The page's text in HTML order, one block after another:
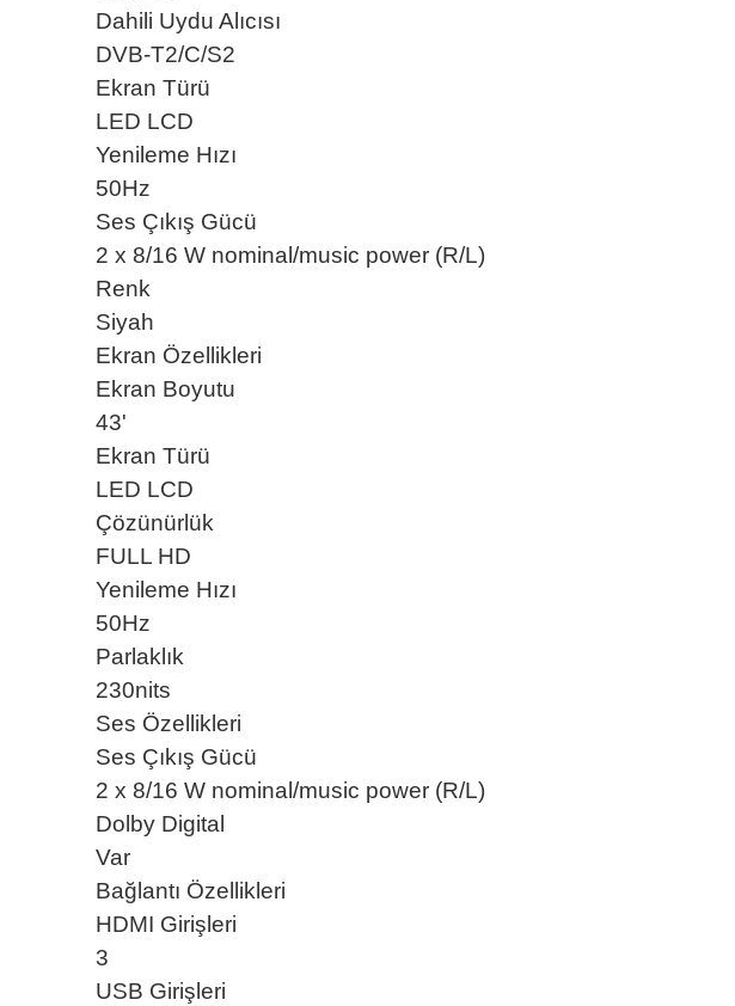
Dahili Uydu Alıcısı
DVB-T2/C/S2
Ekran Türü
LED LCD
Yenileme Hızı
50Hz
Ses Çıkış Gücü
2 x 8/16 W nominal/music power (R/L)
Renk
Siyah
Ekran Özellikleri
Ekran Boyutu
43'
Ekran Türü
LED LCD
Çözünürlük
FULL HD
Yenileme Hızı
50Hz
Parlaklık
230nits
Ses Özellikleri
Ses Çıkış Gücü
2 x 8/16 W nominal/music power (R/L)
Dolby Digital
Var
Bağlantı Özellikleri
HDMI Girişleri
3
USB Girişleri